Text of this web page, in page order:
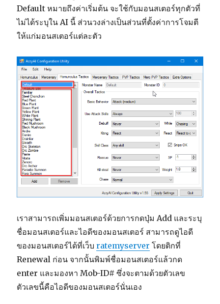
Default หมายถึงค่าเริ่มต้น จะใช้กับมอนสเตอร์ทุกตัวที่
ไม่ได้ระบุใน AI นี้ ส่วนวงล่างเป็นส่วนที่ตั้งค่าการโจมตี
ให้แก่มอนสเตอร์แต่ละตัว
เราสามารถเพิ่มมอนสเตอร์ด้วยการกดปุ่ม Add และระบุ
ชื่อมอนสเตอร์และไอดีของมอนสเตอร์ สามารถดูไอดี
ของมอนสเตอร์ได้ที่เว็บratemyserver โดยติกที่
Renewal ก่อน จากนั้นพิมพ์ชื่อมอนสเตอร์แล้วกด
enter และมองหา Mob-ID# ซึ่งจะตามด้วยตัวเลข
ตัวเลขนี้คือไอดีของมอนสเตอร์นั่นเอง